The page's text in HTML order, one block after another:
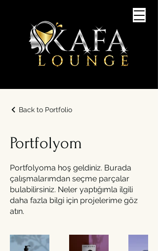
Back to Portfolio
Portfolyom
Portfolyoma hoş geldiniz. Burada
çalışmalarımdan seçme parçalar
bulabilirsiniz. Neler yaptığımla ilgili
daha fazla bilgi için projelerime göz
atın.